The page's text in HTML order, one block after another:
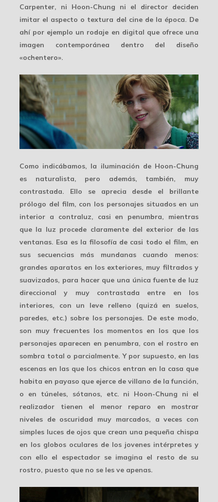
Carpenter, ni Hoon-Chung ni el director deciden
imitar el aspecto o textura del cine de la época. De
ahí por ejemplo un rodaje en digital que ofrece una
imagen contemporánea dentro del diseño
«ochentero».
Como indicábamos, la iluminación de Hoon-Chung
es naturalista, pero además, también, muy
contrastada. Ello se aprecia desde el brillante
prólogo del film, con los personajes situados en un
interior a contraluz, casi en penumbra, mientras
que la luz procede claramente del exterior de las
ventanas. Esa es la filosofía de casi todo el film, en
sus secuencias más mundanas cuando menos:
grandes aparatos en los exteriores, muy filtrados y
suavizados, para hacer que una única fuente de luz
direccional y muy contrastada entre en los
interiores, con un leve relleno (quizá en suelos,
paredes, etc.) sobre los personajes. De este modo,
son muy frecuentes los momentos en los que los
personajes aparecen en penumbra, con el rostro en
sombra total o parcialmente. Y por supuesto, en las
escenas en las que los chicos entran en la casa que
habita en payaso que ejerce de villano de la función,
o en túneles, sótanos, etc. ni Hoon-Chung ni el
realizador tienen el menor reparo en mostrar
niveles de oscuridad muy marcados, a veces con
simples luces de ojos que crean una pequeña chispa
en los globos oculares de los jovenes intérpretes y
con ello el espectador se imagina el resto de su
rostro, puesto que no se les ve apenas.